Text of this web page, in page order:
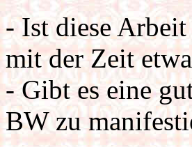
- Ist diese
mit der Zeit
- Gibt es eine
BW zu